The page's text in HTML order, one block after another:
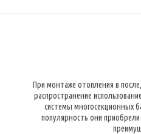
При монтаже отопления в
распространение
системы многосекционных
популярность они